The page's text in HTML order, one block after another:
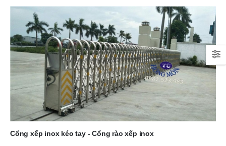
Cổng xếp inox kéo tay - Cổng rào xếp inox